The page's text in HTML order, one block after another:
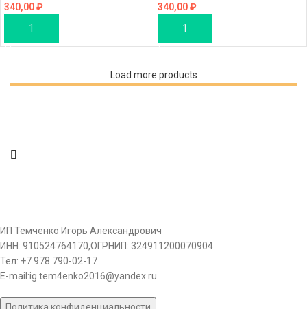
340,00₽
В КОРЗИНУ
340,00₽
В КОРЗИНУ
Load more products
ИП Темченко Игорь Александрович
ИНН: 910524764170,ОГРНИП: 324911200070904
Тел: +7 978 790-02-17
E-mail:ig.tem4enko2016@yandex.ru